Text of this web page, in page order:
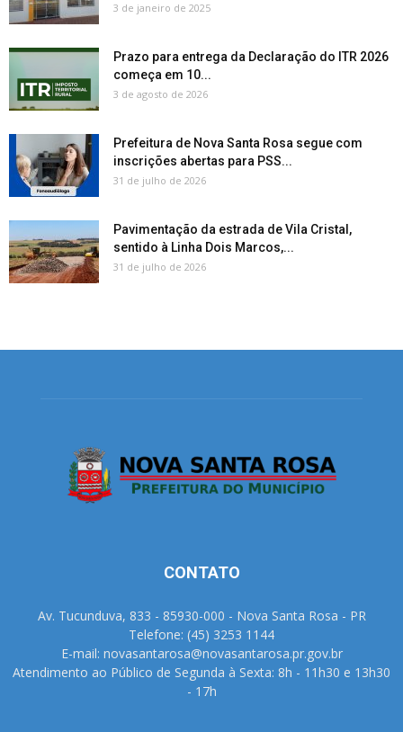
3 de janeiro de 2025
Prazo para entrega da Declaração do ITR 2026
começa em 10...
3 de agosto de 2026
Prefeitura de Nova Santa Rosa segue com
inscrições abertas para PSS...
31 de julho de 2026
Pavimentação da estrada de Vila Cristal,
sentido à Linha Dois Marcos,...
31 de julho de 2026
CONTATO
Av. Tucunduva, 833 - 85930-000 - Nova Santa Rosa - PR
Telefone: (45) 3253 1144
E-mail: novasantarosa@novasantarosa.pr.gov.br
Atendimento ao Público de Segunda à Sexta: 8h - 11h30 e 13h30
- 17h